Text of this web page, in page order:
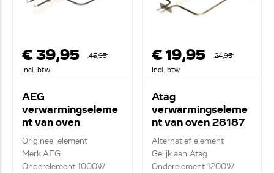
€ 39,95
45,95
Incl. btw
AEG
verwarmingseleme
nt van oven
140065215026
Origineel element
Merk AEG
Onderelement 1000W
€ 19,95
24,95
Incl. btw
Atag
verwarmingseleme
nt van oven 28187
Alternatief element
Gelijk aan Atag
Onderelement 1200W